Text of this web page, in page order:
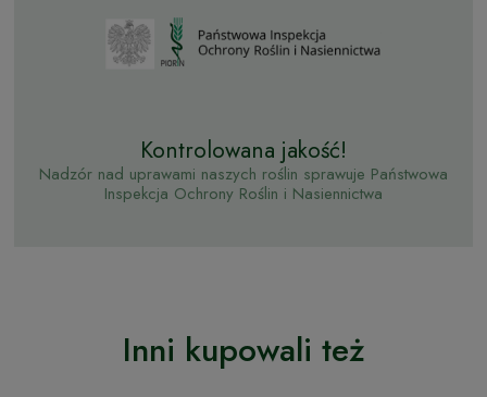
Kontrolowana jakość!
Nadzór nad uprawami naszych roślin sprawuje Państwowa
Inspekcja Ochrony Roślin i Nasiennictwa
Inni kupowali też